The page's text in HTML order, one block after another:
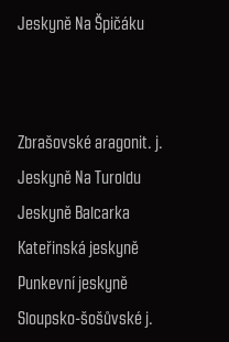
Jeskyně Na Špičáku
Zbrašovské aragonit. j.
Jeskyně Na Turoldu
Jeskyně Balcarka
Kateřinská jeskyně
Punkevní jeskyně
Sloupsko-šošůvské j.